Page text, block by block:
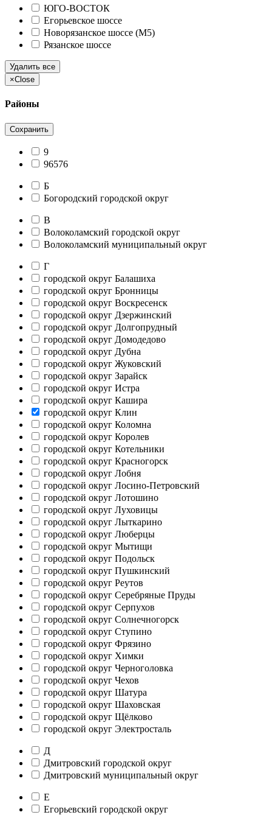
ЮГО-ВОСТОК
Егорьевское шоссе
Новорязанское шоссе (М5)
Рязанское шоссе
Удалить все
×Close
Районы
Сохранить
9
96576
Б
Богородский городской округ
В
Волоколамский городской округ
Волоколамский муниципальный округ
Г
городской округ Балашиха
городской округ Бронницы
городской округ Воскресенск
городской округ Дзержинский
городской округ Долгопрудный
городской округ Домодедово
городской округ Дубна
городской округ Жуковский
городской округ Зарайск
городской округ Истра
городской округ Кашира
городской округ Клин
городской округ Коломна
городской округ Королев
городской округ Котельники
городской округ Красногорск
городской округ Лобня
городской округ Лосино-Петровский
городской округ Лотошино
городской округ Луховицы
городской округ Лыткарино
городской округ Люберцы
городской округ Мытищи
городской округ Подольск
городской округ Пушкинский
городской округ Реутов
городской округ Серебряные Пруды
городской округ Серпухов
городской округ Солнечногорск
городской округ Ступино
городской округ Фрязино
городской округ Химки
городской округ Черноголовка
городской округ Чехов
городской округ Шатура
городской округ Шаховская
городской округ Щёлково
городской округ Электросталь
Д
Дмитровский городской округ
Дмитровский муниципальный округ
Е
Егорьевский городской округ